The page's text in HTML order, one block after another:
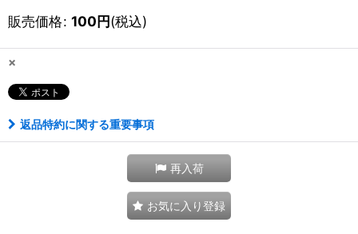
販売価格: 100円(税込)
×
返品特約に関する重要事項
再入荷
お気に入り登録